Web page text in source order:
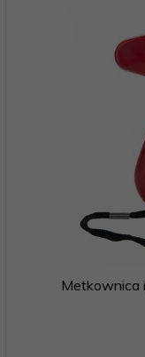
Metkownica